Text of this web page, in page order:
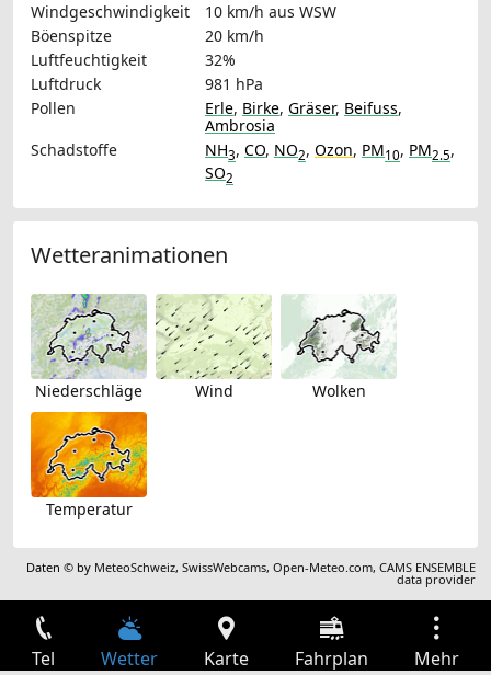
Windgeschwindigkeit
10 km/h aus WSW
Böenspitze
20 km/h
Luftfeuchtigkeit
32%
Luftdruck
981 hPa
Pollen
Erle, Birke, Gräser, Beifuss,
Ambrosia
Schadstoffe
NH3, CO, NO2, Ozon, PM10, PM2.5,
SO2
Wetteranimationen
Niederschläge Wind Wolken
Temperatur
Daten © by MeteoSchweiz,SwissWebcams,Open-Meteo.com,CAMS ENSEMBLE
data provider
Tel Wetter Karte Fahrplan Mehr